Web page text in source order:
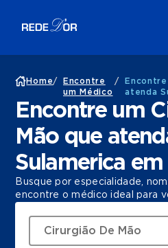
Home/
Encontre
um Médico
/
atenda
Encontre um
Mão que
Sulamerica
Busque por especialidade,
encontre o médico ideal para